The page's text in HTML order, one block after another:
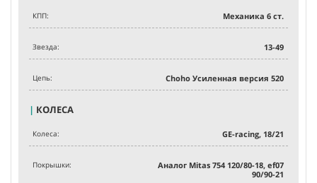
КПП: Механика 6 ст.
Звезда: 13-49
Цепь: Choho Усиленная версия 520
| КОЛЕСА
Колеса: GE-racing, 18/21
Покрышки:
Аналог Mitas 754 120/80-18, ef07
90/90-21